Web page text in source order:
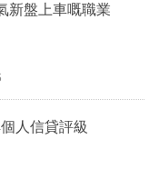
新盤上車嘅職業
人信貸評級